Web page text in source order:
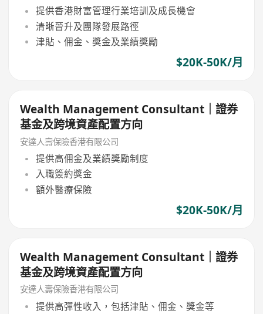
提供香港財富管理行業培訓及成長機會
清晰晉升及團隊發展路徑
津貼、佣金、獎金及業績獎勵
$20K-50K/月
Wealth Management Consultant｜證券
基金及跨境資產配置方向
安達人壽保險香港有限公司
提供高佣金及業績獎勵制度
入職簽約獎金
額外醫療保險
$20K-50K/月
Wealth Management Consultant｜證券
基金及跨境資產配置方向
安達人壽保險香港有限公司
提供高彈性收入，包括津貼、佣金、獎金等